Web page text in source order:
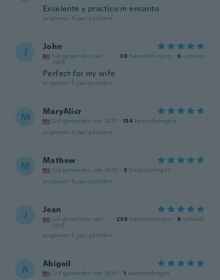
Excelente y practico m encanto
ongeveer 5 jaar geleden
J John
Lid geworden van
2016
· 30 beoordelingen · 6 uploads
Perfect for my wife
ongeveer 5 jaar geleden
M MaryAlicr
Lid geworden van 2017 · 134 beoordelingen
ongeveer 5 jaar geleden
M Mathew
Lid geworden van 2020 · 5 beoordelingen
ongeveer 5 jaar geleden
J Jean
Lid geworden van
2019
· 230 beoordelingen · 8 uploads
ongeveer 5 jaar geleden
A Abigail
Lid geworden van 2019 · 1 beoordelingen